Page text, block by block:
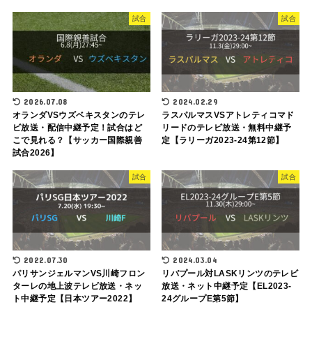
試合
2026.07.08
オランダVSウズベキスタンのテレ
ビ放送・配信中継予定！試合はど
こで見れる？【サッカー国際親善
試合2026】
試合
2024.02.29
ラスパルマスVSアトレティコマド
リードのテレビ放送・無料中継予
定【ラリーガ2023-24第12節】
試合
2022.07.30
パリサンジェルマンVS川崎フロン
ターレの地上波テレビ放送・ネッ
ト中継予定【日本ツアー2022】
試合
2024.03.04
リバプール対LASKリンツのテレビ
放送・ネット中継予定【EL2023-
24グループE第5節】